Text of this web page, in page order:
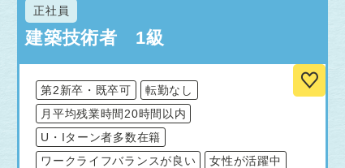
正社員
建築技術者 1級
第2新卒・既卒可
転勤なし
月平均残業時間20時間以内
U・Iターン者多数在籍
ワークライフバランスが良い
女性が活躍中